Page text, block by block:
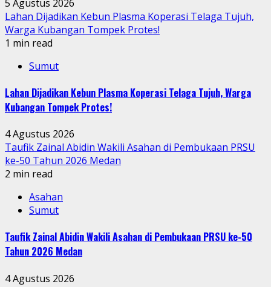
5 Agustus 2026
Lahan Dijadikan Kebun Plasma Koperasi Telaga Tujuh,
Warga Kubangan Tompek Protes!
1 min read
Sumut
Lahan Dijadikan Kebun Plasma Koperasi Telaga Tujuh, Warga
Kubangan Tompek Protes!
4 Agustus 2026
Taufik Zainal Abidin Wakili Asahan di Pembukaan PRSU
ke-50 Tahun 2026 Medan
2 min read
Asahan
Sumut
Taufik Zainal Abidin Wakili Asahan di Pembukaan PRSU ke-50
Tahun 2026 Medan
4 Agustus 2026